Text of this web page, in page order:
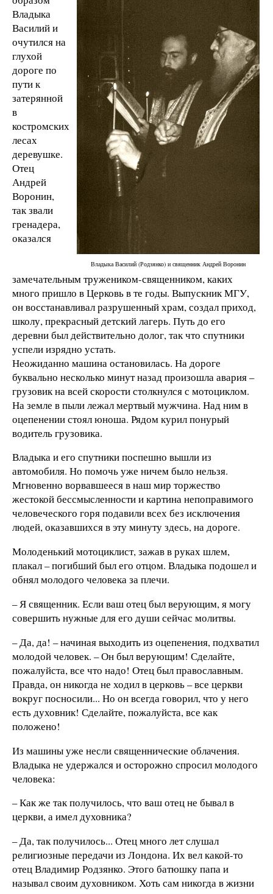
Владыка Василий (Родзянко) и священник Андрей Воронин
Владыка
Василий и
очутился на
глухой
дороге по
пути к
затерянной
в
костромских
лесах
деревушке.
Отец
Андрей
Воронин,
так звали
гренадера,
оказался
замечательным тружеником-священником, каких
много пришло в Церковь в те годы. Выпускник МГУ,
он восстанавливал разрушенный храм, создал приход,
школу, прекрасный детский лагерь. Путь до его
деревни был действительно долог, так что спутники
успели изрядно устать.
Неожиданно машина остановилась. На дороге
буквально несколько минут назад произошла авария –
грузовик на всей скорости столкнулся с мотоциклом.
На земле в пыли лежал мертвый мужчина. Над ним в
оцепенении стоял юноша. Рядом курил понурый
водитель грузовика.
Владыка и его спутники поспешно вышли из
автомобиля. Но помочь уже ничем было нельзя.
Мгновенно ворвавшееся в наш мир торжество
жестокой бессмысленности и картина непоправимого
человеческого горя подавили всех без исключения
людей, оказавшихся в эту минуту здесь, на дороге.
Молоденький мотоциклист, зажав в руках шлем,
плакал – погибший был его отцом. Владыка подошел и
обнял молодого человека за плечи.
– Я священник. Если ваш отец был верующим, я могу
совершить нужные для его души сейчас молитвы.
– Да, да! – начиная выходить из оцепенения, подхватил
молодой человек. – Он был верующим! Сделайте,
пожалуйста, все что надо! Отец был православным.
Правда, он никогда не ходил в церковь – все церкви
вокруг посносили... Но он всегда говорил, что у него
есть духовник! Сделайте, пожалуйста, все как
положено!
Из машины уже несли священнические облачения.
Владыка не удержался и осторожно спросил молодого
человека:
– Как же так получилось, что ваш отец не бывал в
церкви, а имел духовника?
– Да, так получилось... Отец много лет слушал
религиозные передачи из Лондона. Их вел какой-то
отец Владимир Родзянко. Этого батюшку папа и
называл своим духовником. Хоть сам никогда в жизни